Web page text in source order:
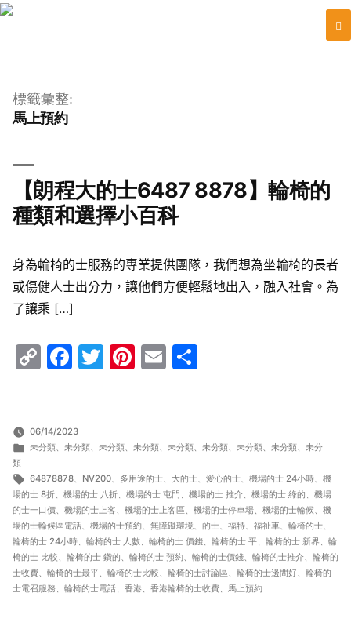
標籤彙整:
馬上預約
【朗程大的士6487 8878】輪椅的
種類和選擇小百科
身為輪椅的士服務的專業提供團隊，我們想為坐輪椅的長者
或傷健人士出分力，讓他們方便輕鬆地出入，融入社會。為
了讓乘 […]
CopyFacebook
Twitter
Pinterest
Email
06/14/2023
分
未分類、 未分類、 未分類、 未分類、 未分類、 未分類、 未分類、 未分類、 未分
類
標
籤:
64878878、 NV200、 多用途的士、 大的士、 愛心的士、 機場的士 24小時、 機
場的士 8折、 機場的士 八折、 機場的士 屯門、 機場的士 推介、 機場的士 綠的、 機場
的士一口價、 機場的士上客、 機場的士上客區、 機場的士停車場、 機場的士輪候、 機
場的士輪候區電話、 機場的士預約、 無障礙環境、 的士、 福特、 福祉車、 輪椅的士、
輪椅的士 24小時、 輪椅的士 人數、 輪椅的士 價錢、 輪椅的士 平、 輪椅的士 新界、 輪
椅的士 比較、 輪椅的士 鑽的、 輪椅的士 預約、 輪椅的士價錢、 輪椅的士推介、 輪椅的
士收費、 輪椅的士最平、 輪椅的士比較、 輪椅的士討論區、 輪椅的士邊間好、 輪椅的
士電召服務、 輪椅的士電話、 香港、 香港輪椅的士收費、 馬上預約